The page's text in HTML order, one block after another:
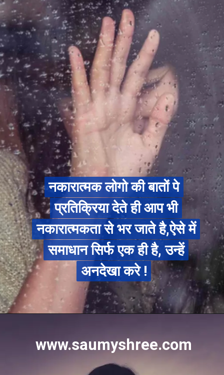
नकारात्मक लोगो की बातों पे
प्रतिक्रिया देते ही आप भी
नकारात्मकता से भर जाते है,ऐसे में
समाधान सिर्फ एक ही है, उन्हें
अनदेखा करे !
नकारात्मक लोगो की बातों पे
प्रतिक्रिया देते ही आप भी
नकारात्मकता से भर जाते है,ऐसे में
समाधान सिर्फ एक ही है, उन्हें
अनदेखा करे !
www.saumyshree.com